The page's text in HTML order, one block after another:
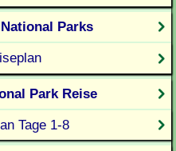
Parks
Park Reise
Tage 1-8